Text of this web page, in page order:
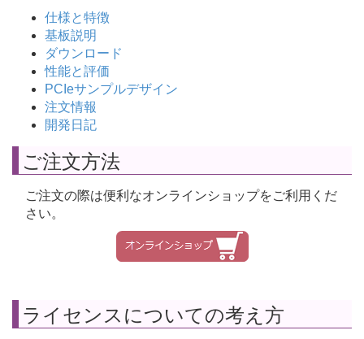
仕様と特徴
基板説明
ダウンロード
性能と評価
PCIeサンプルデザイン
注文情報
開発日記
ご注文方法
ご注文の際は便利なオンラインショップをご利用くだ
さい。
ライセンスについての考え方